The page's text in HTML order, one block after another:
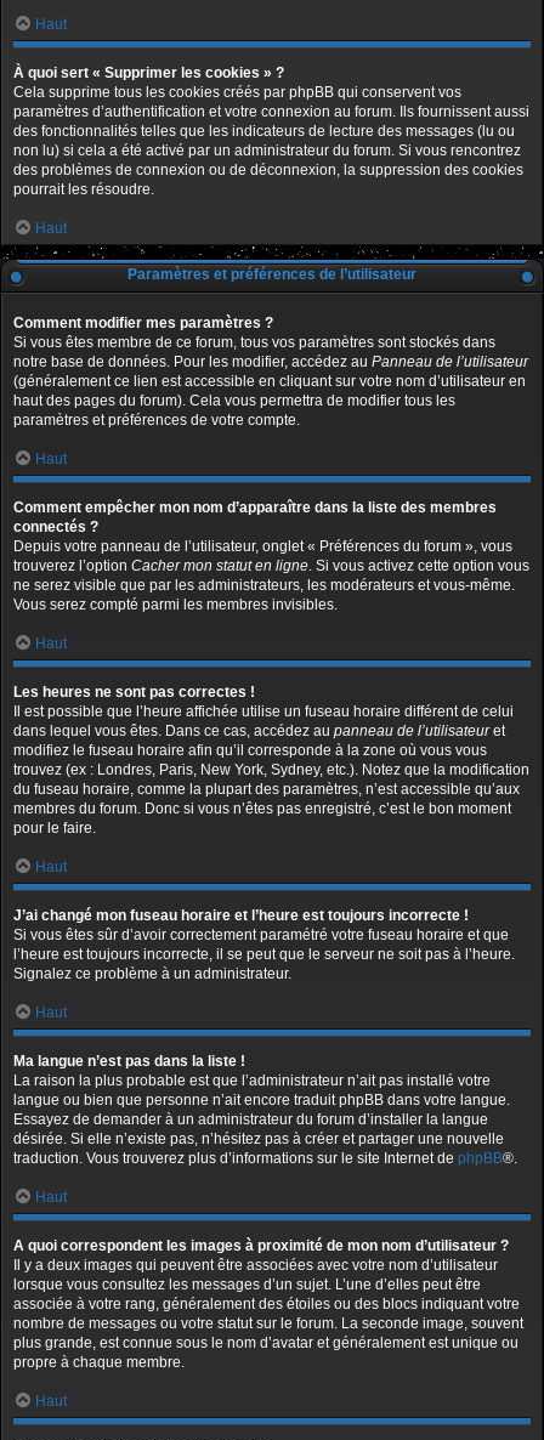
Haut
À quoi sert « Supprimer les cookies » ?
Cela supprime tous les cookies créés par phpBB qui conservent vos
paramètres d’authentification et votre connexion au forum. Ils fournissent aussi
des fonctionnalités telles que les indicateurs de lecture des messages (lu ou
non lu) si cela a été activé par un administrateur du forum. Si vous rencontrez
des problèmes de connexion ou de déconnexion, la suppression des cookies
pourrait les résoudre.
Haut
Paramètres et préférences de l’utilisateur
Comment modifier mes paramètres ?
Si vous êtes membre de ce forum, tous vos paramètres sont stockés dans
notre base de données. Pour les modifier, accédez au Panneau de l’utilisateur
(généralement ce lien est accessible en cliquant sur votre nom d’utilisateur en
haut des pages du forum). Cela vous permettra de modifier tous les
paramètres et préférences de votre compte.
Haut
Comment empêcher mon nom d’apparaître dans la liste des membres
connectés ?
Depuis votre panneau de l’utilisateur, onglet « Préférences du forum », vous
trouverez l’option Cacher mon statut en ligne. Si vous activez cette option vous
ne serez visible que par les administrateurs, les modérateurs et vous-même.
Vous serez compté parmi les membres invisibles.
Haut
Les heures ne sont pas correctes !
Il est possible que l’heure affichée utilise un fuseau horaire différent de celui
dans lequel vous êtes. Dans ce cas, accédez au panneau de l’utilisateuret
modifiez le fuseau horaire afin qu’il corresponde à la zone où vous vous
trouvez (ex : Londres, Paris, New York, Sydney, etc.). Notez que la modification
du fuseau horaire, comme la plupart des paramètres, n’est accessible qu’aux
membres du forum. Donc si vous n’êtes pas enregistré, c’est le bon moment
pour le faire.
Haut
J’ai changé mon fuseau horaire et l’heure est toujours incorrecte !
Si vous êtes sûr d’avoir correctement paramétré votre fuseau horaire et que
l’heure est toujours incorrecte, il se peut que le serveur ne soit pas à l’heure.
Signalez ce problème à un administrateur.
Haut
Ma langue n’est pas dans la liste !
La raison la plus probable est que l’administrateur n’ait pas installé votre
langue ou bien que personne n’ait encore traduit phpBB dans votre langue.
Essayez de demander à un administrateur du forum d’installer la langue
désirée. Si elle n’existe pas, n’hésitez pas à créer et partager une nouvelle
traduction. Vous trouverez plus d’informations sur le site Internet de phpBB®.
Haut
A quoi correspondent les images à proximité de mon nom d’utilisateur ?
Il y a deux images qui peuvent être associées avec votre nom d’utilisateur
lorsque vous consultez les messages d’un sujet. L’une d’elles peut être
associée à votre rang, généralement des étoiles ou des blocs indiquant votre
nombre de messages ou votre statut sur le forum. La seconde image, souvent
plus grande, est connue sous le nom d’avatar et généralement est unique ou
propre à chaque membre.
Haut